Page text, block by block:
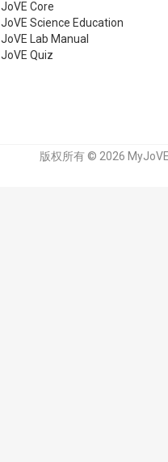
JoVE Core
JoVE Science Education
JoVE Lab Manual
JoVE Quiz
版权所有 © 2026